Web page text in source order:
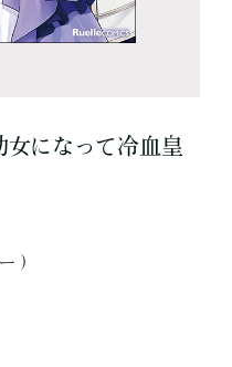
女になって冷血皇
）